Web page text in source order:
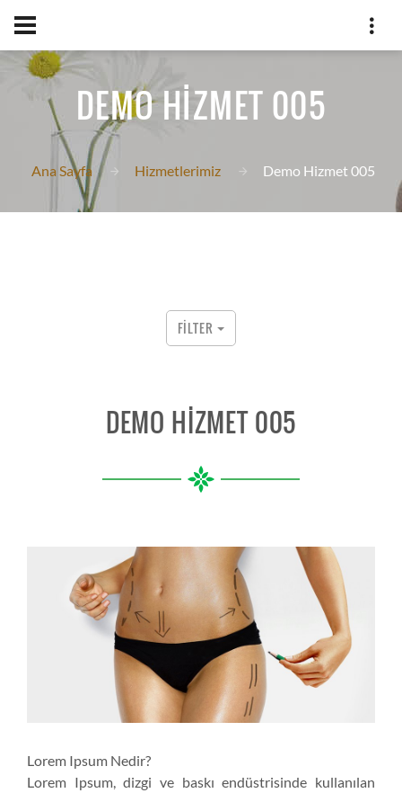
DEMO HIZMET 005
Ana Sayfa Hizmetlerimiz Demo Hizmet 005
FILTER
DEMO HIZMET 005
Lorem Ipsum Nedir?
Lorem Ipsum, dizgi ve baskı endüstrisinde kullanılan